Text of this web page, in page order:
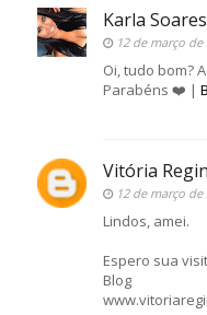
Karla Soares
12 de março de
Oi, tudo bom?
Parabéns ❤️ |
Vitória
12 de março de
Lindos, amei.
Espero sua
Blog